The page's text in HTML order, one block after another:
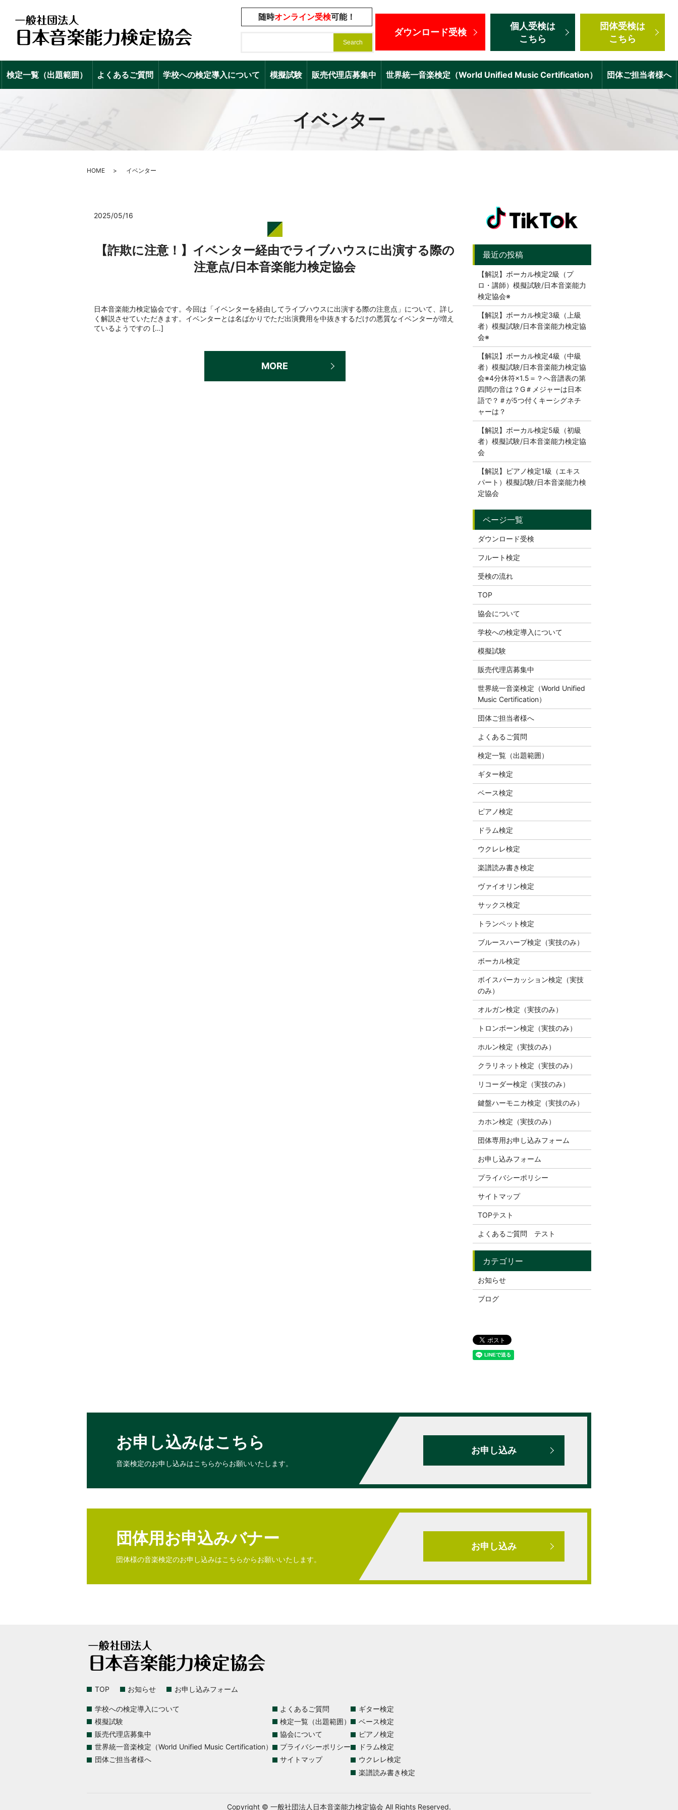
随時オンライン受検可能！
ダウンロード受検
個人受検は
こちら
団体受検は
こちら
検定一覧（出題範囲） よくあるご質問 学校への検定導入について 模擬試験 販売代理店募集中 世界統一音楽検定（World Unified Music Certification） 団体ご担当者様へ
イベンター
HOME イベンター
2025/05/16
【詐欺に注意！】イベンター経由でライブハウスに出演する際の
注意点/日本音楽能力検定協会
日本音楽能力検定協会です。今回は「イベンターを経由してライブハウスに出演する際の注意点」について、詳し
く解説させていただきます。イベンターとは名ばかりでただ出演費用を中抜きするだけの悪質なイベンターが増え
ているようですの […]
MORE
【解説】ボーカル検定2級（プ
ロ・講師）模擬試験/日本音楽能力
検定協会※
【解説】ボーカル検定3級（上級
者）模擬試験/日本音楽能力検定協
会※
【解説】ボーカル検定4級（中級
者）模擬試験/日本音楽能力検定協
会※4分休符×1.5＝？へ音譜表の第
四間の音は？G＃メジャーは日本
語で？＃が5つ付くキーシグネチ
ャーは？
【解説】ボーカル検定5級（初級
者）模擬試験/日本音楽能力検定協
会
【解説】ピアノ検定1級（エキス
パート）模擬試験/日本音楽能力検
定協会
ダウンロード受検
フルート検定
受検の流れ
TOP
協会について
学校への検定導入について
模擬試験
販売代理店募集中
世界統一音楽検定（World Unified
Music Certification）
団体ご担当者様へ
よくあるご質問
検定一覧（出題範囲）
ギター検定
ベース検定
ピアノ検定
ドラム検定
ウクレレ検定
楽譜読み書き検定
ヴァイオリン検定
サックス検定
トランペット検定
ブルースハープ検定（実技のみ）
ボーカル検定
ボイスパーカッション検定（実技
のみ）
オルガン検定（実技のみ）
トロンボーン検定（実技のみ）
ホルン検定（実技のみ）
クラリネット検定（実技のみ）
リコーダー検定（実技のみ）
鍵盤ハーモニカ検定（実技のみ）
カホン検定（実技のみ）
団体専用お申し込みフォーム
お申し込みフォーム
プライバシーポリシー
サイトマップ
TOPテスト
よくあるご質問 テスト
お知らせ
ブログ
お申し込みはこちら
音楽検定のお申し込みはこちらからお願いいたします。
お申し込み
団体用お申込みバナー
団体様の音楽検定のお申し込みはこちらからお願いいたします。
お申し込み
TOP お知らせ お申し込みフォーム
学校への検定導入について
模擬試験
販売代理店募集中
世界統一音楽検定（World Unified Music Certification）
団体ご担当者様へ
よくあるご質問
検定一覧（出題範囲）
協会について
プライバシーポリシー
サイトマップ
ギター検定
ベース検定
ピアノ検定
ドラム検定
ウクレレ検定
楽譜読み書き検定
Copyright © 一般社団法人日本音楽能力検定協会 All Rights Reserved.